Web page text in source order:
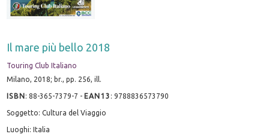
Il mare più bello 2018
Touring Club Italiano
Milano, 2018; br., pp. 256, ill.
ISBN:88-365-7379-7 - EAN13 :9788836573790
Soggetto: Cultura del Viaggio
Luoghi: Italia